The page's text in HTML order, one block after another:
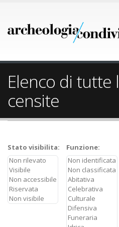
Elenco di tutte
censite
Stato visibilita: Funzione: